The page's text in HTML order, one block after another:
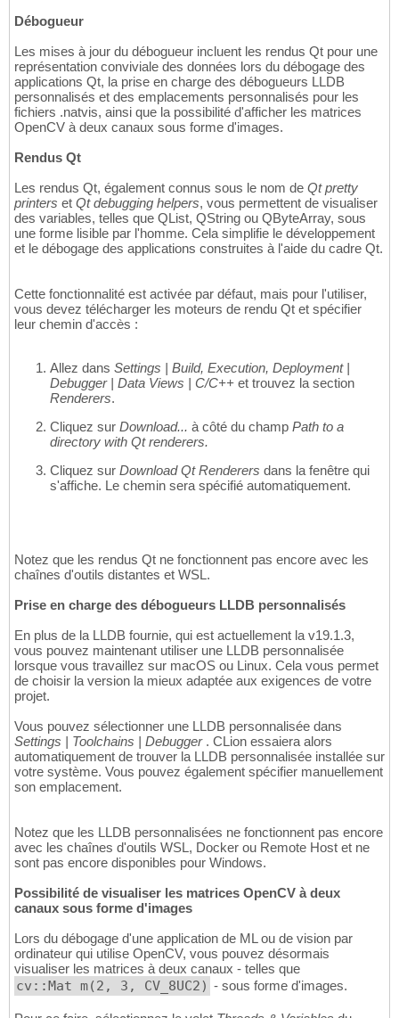
Débogueur
Les mises à jour du débogueur incluent les rendus Qt pour une
représentation conviviale des données lors du débogage des
applications Qt, la prise en charge des débogueurs LLDB
personnalisés et des emplacements personnalisés pour les
fichiers .natvis, ainsi que la possibilité d'afficher les matrices
OpenCV à deux canaux sous forme d'images.
Rendus Qt
Les rendus Qt, également connus sous le nom de Qt pretty
printers et Qt debugging helpers, vous permettent de visualiser
des variables, telles que QList, QString ou QByteArray, sous
une forme lisible par l'homme. Cela simplifie le développement
et le débogage des applications construites à l'aide du cadre Qt.
Cette fonctionnalité est activée par défaut, mais pour l'utiliser,
vous devez télécharger les moteurs de rendu Qt et spécifier
leur chemin d'accès :
Allez dans Settings | Build, Execution, Deployment |
Debugger | Data Views | C/C++ et trouvez la section
Renderers.
Cliquez sur Download... à côté du champ Path to a
directory with Qt renderers.
Cliquez sur Download Qt Renderers dans la fenêtre qui
s'affiche. Le chemin sera spécifié automatiquement.
Notez que les rendus Qt ne fonctionnent pas encore avec les
chaînes d'outils distantes et WSL.
Prise en charge des débogueurs LLDB personnalisés
En plus de la LLDB fournie, qui est actuellement la v19.1.3,
vous pouvez maintenant utiliser une LLDB personnalisée
lorsque vous travaillez sur macOS ou Linux. Cela vous permet
de choisir la version la mieux adaptée aux exigences de votre
projet.
Vous pouvez sélectionner une LLDB personnalisée dans
Settings | Toolchains | Debugger . CLion essaiera alors
automatiquement de trouver la LLDB personnalisée installée sur
votre système. Vous pouvez également spécifier manuellement
son emplacement.
Notez que les LLDB personnalisées ne fonctionnent pas encore
avec les chaînes d'outils WSL, Docker ou Remote Host et ne
sont pas encore disponibles pour Windows.
Possibilité de visualiser les matrices OpenCV à deux
canaux sous forme d'images
Lors du débogage d'une application de ML ou de vision par
ordinateur qui utilise OpenCV, vous pouvez désormais
visualiser les matrices à deux canaux - telles que
cv::Mat m(2, 3, CV_8UC2) - sous forme d'images.